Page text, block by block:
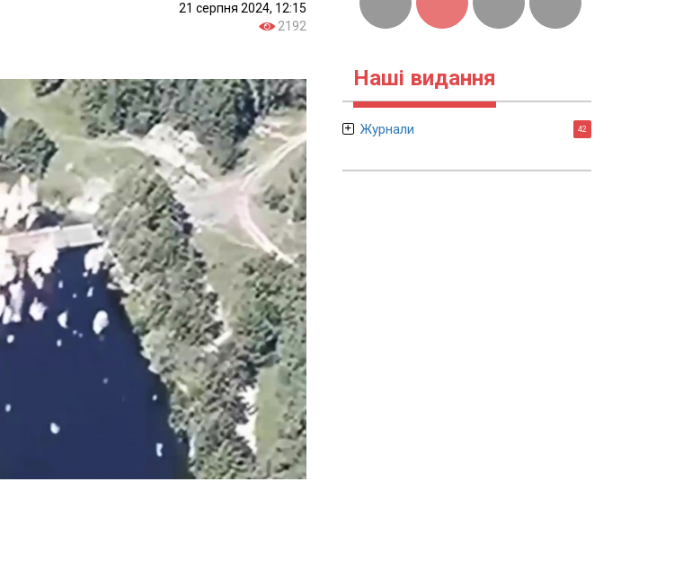
21 серпня 2024, 12:15
2192
Наші видання
Журнали 42